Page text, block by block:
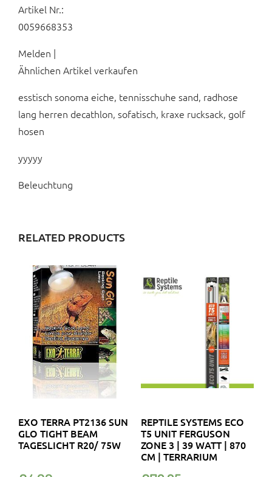
Artikel Nr.:
0059668353
Melden |
Ähnlichen Artikel verkaufen
esstisch sonoma eiche, tennisschuhe sand, radhose
lang herren decathlon, sofatisch, kraxe rucksack, golf
hosen
yyyyy
Beleuchtung
RELATED PRODUCTS
EXO TERRA PT2136 SUN
GLO TIGHT BEAM
TAGESLICHT R20/ 75W
REPTILE SYSTEMS ECO
T5 UNIT FERGUSON
ZONE 3 | 39 WATT | 870
CM | TERRARIUM